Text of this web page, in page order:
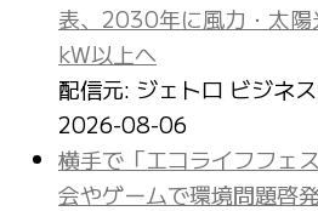
表、2030年に風力・太
kW以上へ
配信元: ジェトロ ビジネ
2026-08-06
横手で「エコライフフェ
会やゲームで環境問題啓